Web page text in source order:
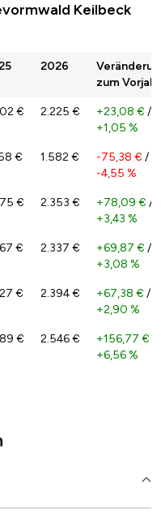
Keilbeck
2026
zum Vorjahr
€ 2.225 € +23,08 € /
+1,05 %
€ 1.582 € -75,38 € /
-4,55 %
€ 2.353 € +78,09 € /
+3,43 %
€ 2.337 € +69,87 € /
+3,08 %
€ 2.394 € +67,38 € /
+2,90 %
€ 2.546 € +156,77 €
+6,56 %